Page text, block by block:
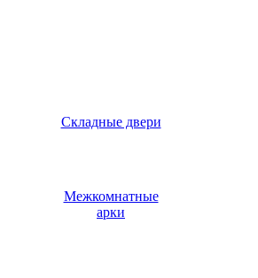
Складные двери
Межкомнатные
арки